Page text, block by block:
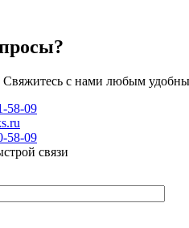
с нами любым
58-09
58-09
связи